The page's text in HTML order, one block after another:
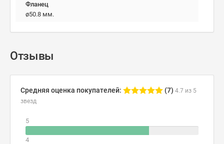
Фланец
ø50.8 мм.
Отзывы
Средняя оценка покупателей: (7) 4.7 из 5
звезд
5
4